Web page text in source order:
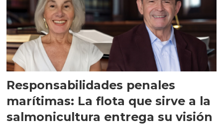
Responsabilidades penales
marítimas: La flota que sirve a la
salmonicultura entrega su visión